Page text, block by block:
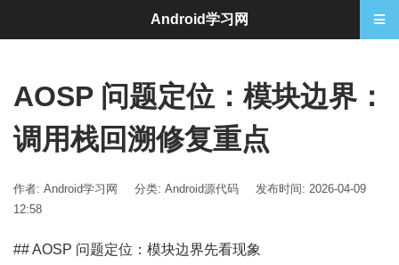
AOSP 问题定位：模块边界：
调用栈回溯修复重点
作者: Android学习网 分类: Android源代码
发布时间: 2026-04-09
12:58
## AOSP 问题定位：模块边界先看现象
Android学习网